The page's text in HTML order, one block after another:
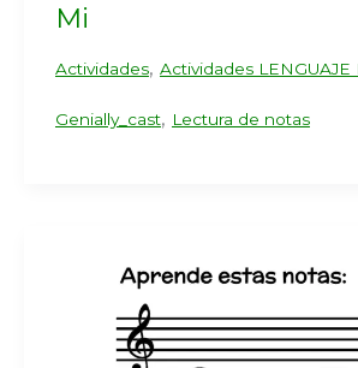
Mi
Actividades, Actividades LENGUAJE
Genially_cast, Lectura de notas